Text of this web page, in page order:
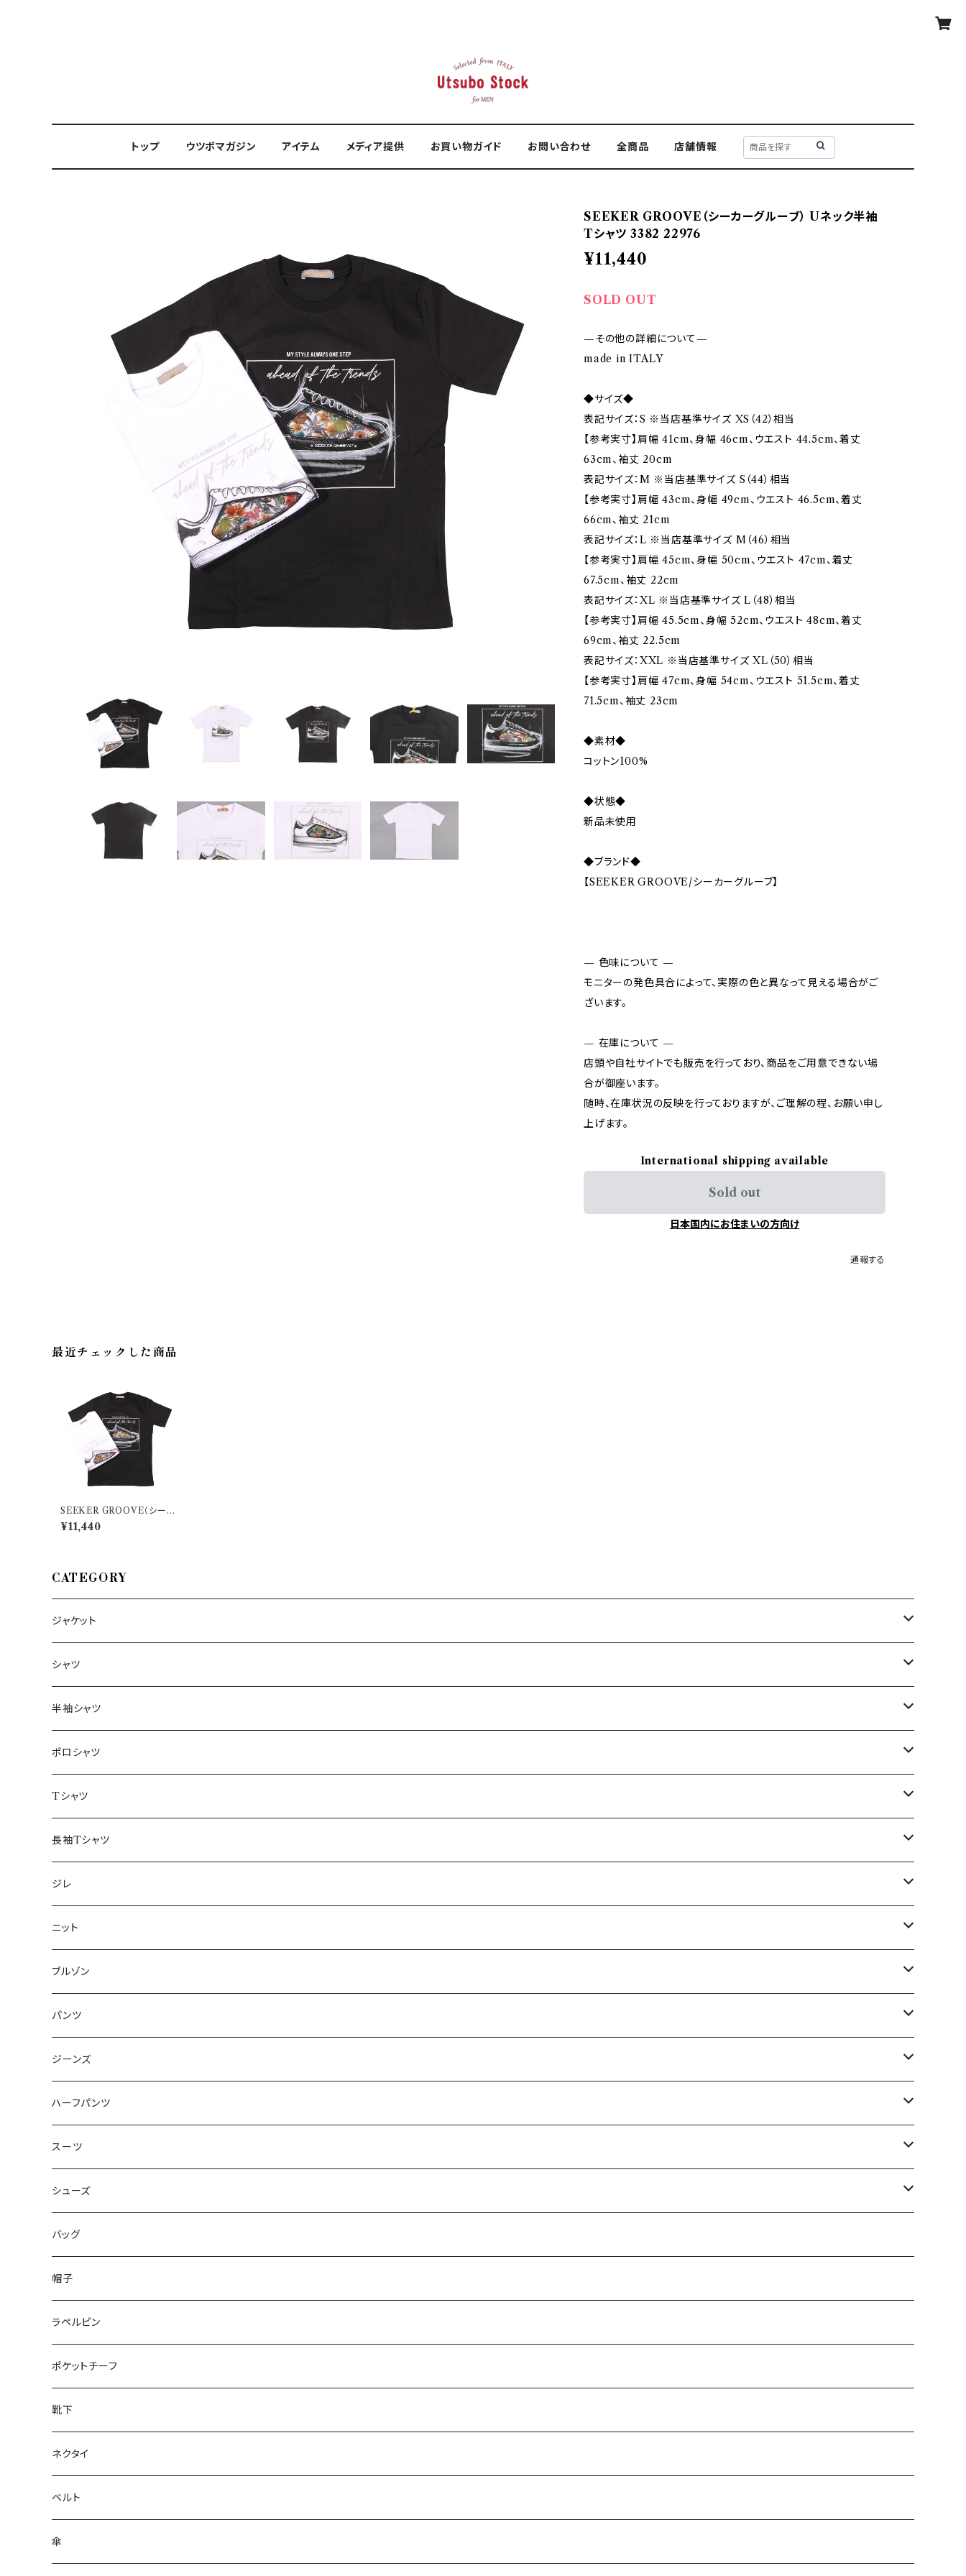
トップ ウツボマガジン アイテム メディア提供 お買い物ガイド お問い合わせ 全商品 店舗情報
SEEKER GROOVE（シーカーグルーブ） Uネック半袖
Tシャツ 3382 22976
¥11,440
SOLD OUT
—その他の詳細について—
made in ITALY
◆サイズ◆
表記サイズ：S ※当店基準サイズ XS（42）相当
【参考実寸】肩幅 41cm、身幅 46cm、ウエスト 44.5cm、着丈
63cm、袖丈 20cm
表記サイズ：M ※当店基準サイズ S（44）相当
【参考実寸】肩幅 43cm、身幅 49cm、ウエスト 46.5cm、着丈
66cm、袖丈 21cm
表記サイズ：L ※当店基準サイズ M（46）相当
【参考実寸】肩幅 45cm、身幅 50cm、ウエスト 47cm、着丈
67.5cm、袖丈 22cm
表記サイズ：XL ※当店基準サイズ L（48）相当
【参考実寸】肩幅 45.5cm、身幅 52cm、ウエスト 48cm、着丈
69cm、袖丈 22.5cm
表記サイズ：XXL ※当店基準サイズ XL（50）相当
【参考実寸】肩幅 47cm、身幅 54cm、ウエスト 51.5cm、着丈
71.5cm、袖丈 23cm
◆素材◆
コットン100%
◆状態◆
新品未使用
◆ブランド◆
【SEEKER GROOVE/シーカーグルーブ】
— 色味について —
モニターの発色具合によって、実際の色と異なって見える場合がご
ざいます。
— 在庫について —
店頭や自社サイトでも販売を行っており、商品をご用意できない場
合が御座います。
随時、在庫状況の反映を行っておりますが、ご理解の程、お願い申し
上げます。
International shipping available
Sold out
日本国内にお住まいの方向け
通報する
最近チェックした商品
SEEKER GROOVE（シーカ
ーグルーブ） Uネック半袖Tシ
ャツ 3382 22976
¥11,440
CATEGORY
ジャケット
～44/S
46/M
48/L
50/XL～
シャツ
～44/S
46/M
48/L
50/XL～
半袖シャツ
～44/S
46/M
48/L
50/XL～
ポロシャツ
～44/S
46/M
48/L
50/XL～
Tシャツ
～44/S
46/M
48/L
50/XL～
長袖Tシャツ
～44/S
46/M
48/L
50/XL～
ジレ
～44/S
46/M
48/L
50/XL～
ニット
～44/S
46/M
48/L
50/XL～
ブルゾン
～44/S
46/M
48/L
50/XL～
パンツ
～44/S
46/M
48/L
50/XL～
ジーンズ
～44/S
46/M
48/L
50/XL～
ハーフパンツ
～44/S
46/M
48/L
50/XL～
スーツ
～44/S
46/M
48/L
50/XL～
シューズ
～25.5cm
26cm～
27cm～
28cm～
バッグ
帽子
ラペルピン
ポケットチーフ
靴下
ネクタイ
ベルト
傘